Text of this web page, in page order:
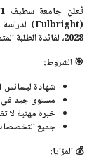
تُعلن جامعة سطيف 1 - فرحات عباس عن فتح باب الترشح لمنحة
(Fulbright)
2028، لفائدة الطلبة المتميزين.
🎯الشروط:
شهادة ليسانس (4 سنوات) أو مسار (ليسانس +
مستوى جيد في
خبرة مهنية لا
جميع
💰المزايا: